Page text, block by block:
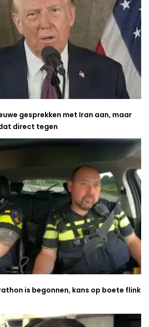
gesprekken met Iran aan, maar
direct tegen
is begonnen, kans op boete flink